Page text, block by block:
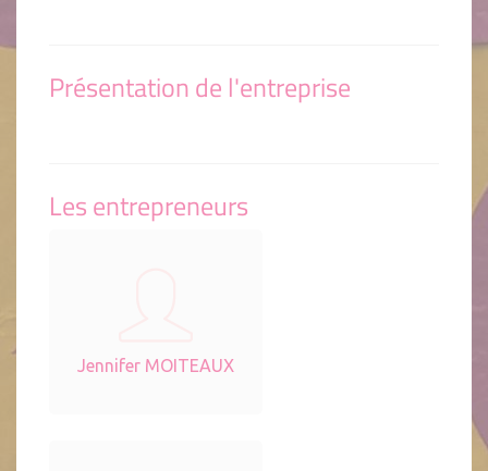
Présentation de l'entreprise
Les entrepreneurs
Jennifer MOITEAUX